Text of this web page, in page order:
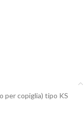
per copiglia) tipo KS